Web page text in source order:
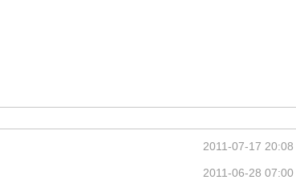
2011-07-17 20:08
2011-06-28 07:00